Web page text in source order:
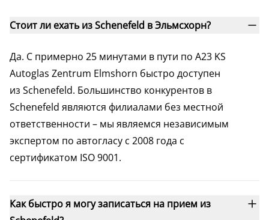
Стоит ли ехать из Schenefeld в Эльмсхорн?
Да. С примерно 25 минутами в пути по A23 KS
Autoglas Zentrum Elmshorn быстро доступен
из Schenefeld. Большинство конкурентов в
Schenefeld являются филиалами без местной
ответственности – мы являемся независимым
экспертом по автогласу с 2008 года с
сертификатом ISO 9001.
Как быстро я могу записаться на прием из